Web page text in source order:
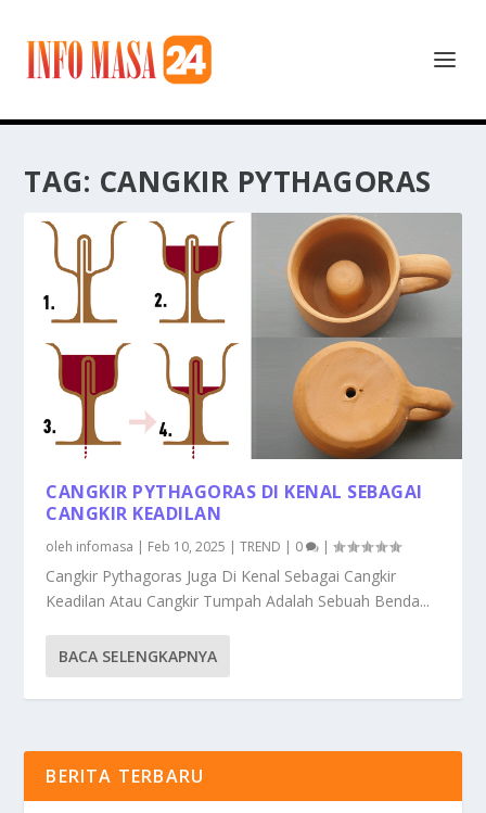
TAG: CANGKIR PYTHAGORAS
CANGKIR PYTHAGORAS DI KENAL SEBAGAI
CANGKIR KEADILAN
oleh infomasa | Feb 10, 2025 |TREND | 0 |
Cangkir Pythagoras Juga Di Kenal Sebagai Cangkir
Keadilan Atau Cangkir Tumpah Adalah Sebuah Benda...
BACA SELENGKAPNYA
BERITA TERBARU